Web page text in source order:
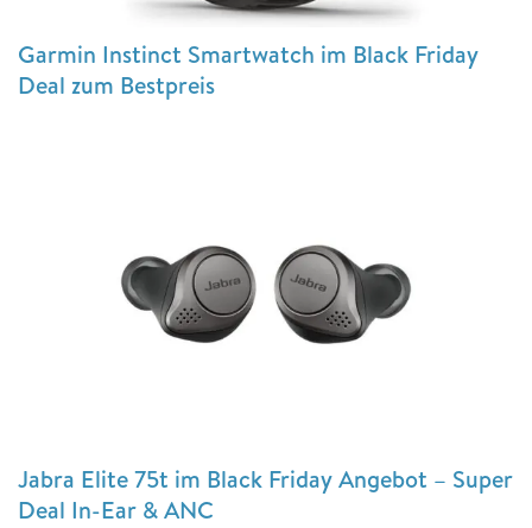
Garmin Instinct Smartwatch im Black Friday
Deal zum Bestpreis
Jabra Elite 75t im Black Friday Angebot – Super
Deal In-Ear & ANC